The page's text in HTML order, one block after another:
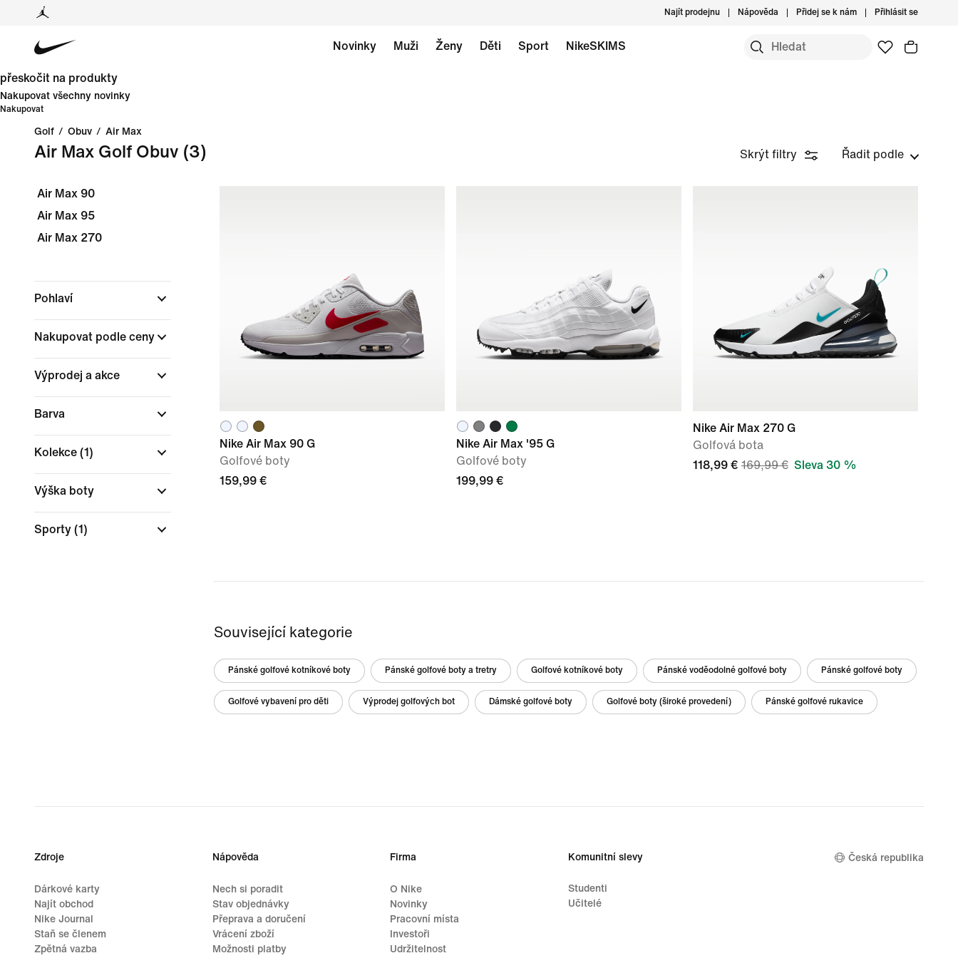
Najít prodejnu Nápověda Přidej se k nám Přihlásit se
Novinky Muži Ženy Děti Sport NikeSKIMS
přeskočit na produkty
Nakupovat všechny novinky
Nakupovat
Golf / Obuv / Air Max
Air Max Golf Obuv (3) Skrýt filtry Řadit podle
Air Max 90
Air Max 95
Air Max 270
Pohlaví
Nakupovat podle ceny
Výprodej a akce
Barva
Kolekce (1)
Výška boty
Sporty (1)
Nike Air Max 90 G
Golfové boty
159,99 €
Nike Air Max '95 G
Golfové boty
199,99 €
Nike Air Max 270 G
Golfová bota
118,99 € 169,99 € Sleva 30 %
Související kategorie
Pánské golfové kotníkové boty Pánské golfové boty a tretry Golfové kotníkové boty Pánské voděodolné golfové boty Pánské golfové boty
Golfové vybavení pro děti Výprodej golfových bot Dámské golfové boty Golfové boty (široké provedení) Pánské golfové rukavice
Zdroje
Dárkové karty
Najít obchod
Nike Journal
Staň se členem
Zpětná vazba
Nápověda
Nech si poradit
Stav objednávky
Přeprava a doručení
Vrácení zboží
Možnosti platby
Firma
O Nike
Novinky
Pracovní místa
Investoři
Udržitelnost
Komunitní slevy
Studenti
Učitelé
Česká republika